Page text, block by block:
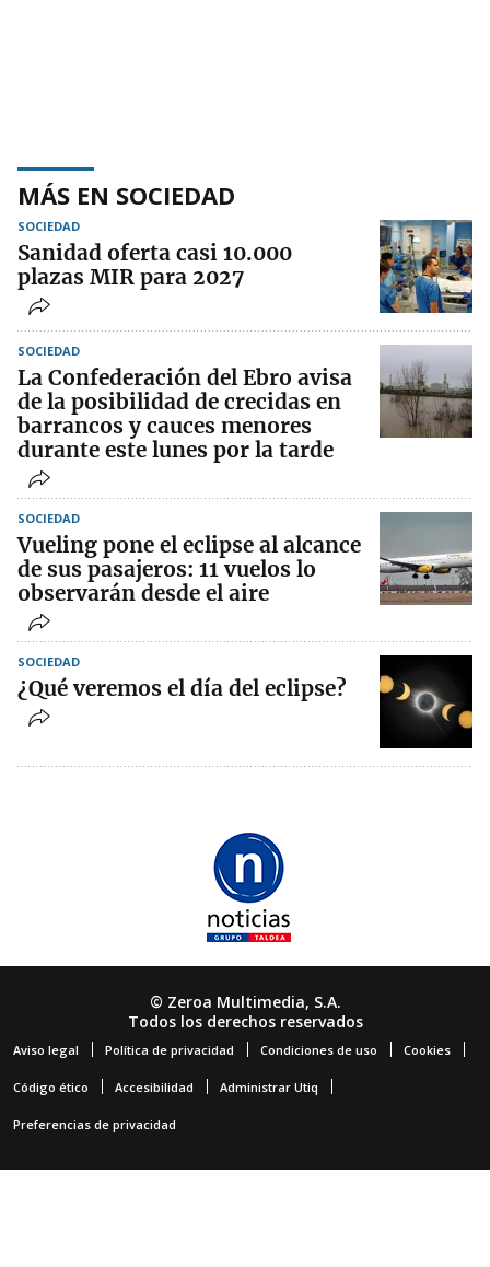
MÁS EN SOCIEDAD
SOCIEDAD
Sanidad oferta casi 10.000
plazas MIR para 2027
SOCIEDAD
La Confederación del Ebro avisa
de la posibilidad de crecidas en
barrancos y cauces menores
durante este lunes por la tarde
SOCIEDAD
Vueling pone el eclipse al alcance
de sus pasajeros: 11 vuelos lo
observarán desde el aire
SOCIEDAD
¿Qué veremos el día del eclipse?
© Zeroa Multimedia, S.A.
Todos los derechos reservados
Aviso legal Política de privacidad Condiciones de uso Cookies
Código ético Accesibilidad Administrar Utiq
Preferencias de privacidad